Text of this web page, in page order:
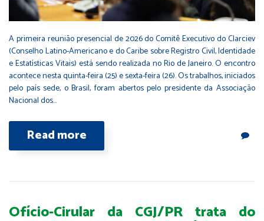
A primeira reunião presencial de 2026 do Comitê Executivo do Clarciev
(Conselho Latino-Americano e do Caribe sobre Registro Civil, Identidade
e Estatísticas Vitais) está sendo realizada no Rio de Janeiro. O encontro
acontece nesta quinta-feira (25) e sexta-feira (26). Os trabalhos, iniciados
pelo país sede, o Brasil, foram abertos pelo presidente da Associação
Nacional dos…
Read more
Ofício-Cirular da CGJ/PR trata do